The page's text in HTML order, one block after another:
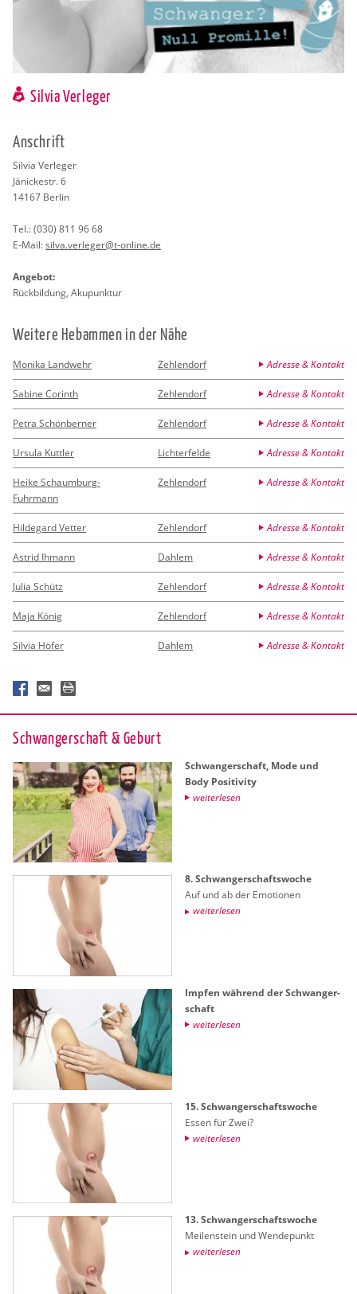
Silvia Verleger
An­schrift
Sil­via Ver­le­ger
Jä­ni­ckestr. 6
14167 Ber­lin
Tel.:(030) 811 96 68
E-Mail:silva.​verleger@​t-​online.​de
An­ge­bot:
Rück­bil­dung, Aku­punk­tur
Wei­te­re Heb­am­men in der Nähe
Monika Landwehr Zehlendorf Adresse & Kontakt
Sabine Corinth Zehlendorf Adresse & Kontakt
Petra Schönberner Zehlendorf Adresse & Kontakt
Ursula Kuttler Lichterfelde Adresse & Kontakt
Heike Schaumburg-
Fuhrmann
Zehlendorf Adresse & Kontakt
Hildegard Vetter Zehlendorf Adresse & Kontakt
Astrid Ihmann Dahlem Adresse & Kontakt
Julia Schütz Zehlendorf Adresse & Kontakt
Maja König Zehlendorf Adresse & Kontakt
Silvia Höfer Dahlem Adresse & Kontakt
Schwan­ger­schaft & Ge­burt
Schwan­ger­schaft, Mode und
Body Po­si­ti­vi­ty
wei­ter­le­sen
8. Schwan­ger­schafts­wo­che
Auf und ab der Emo­tio­nen
wei­ter­le­sen
Imp­fen wäh­rend der Schwan­ger­
schaft
wei­ter­le­sen
15. Schwan­ger­schafts­wo­che
Essen für Zwei?
wei­ter­le­sen
13. Schwan­ger­schafts­wo­che
Mei­len­stein und Wen­de­punkt
wei­ter­le­sen